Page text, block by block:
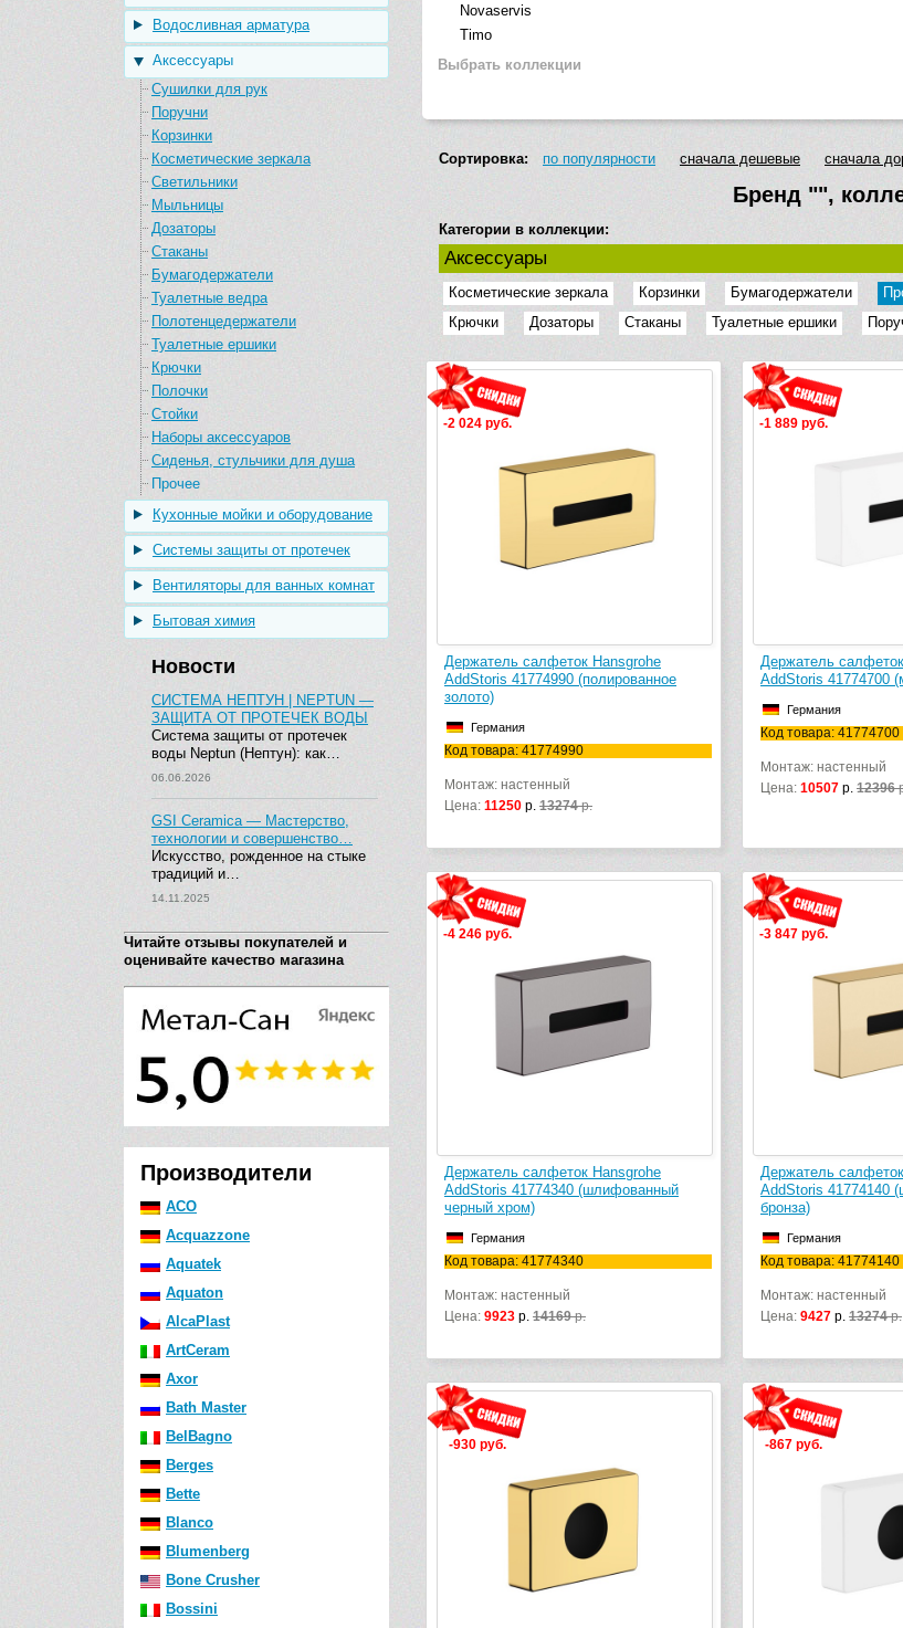
Водосливная арматура
Аксессуары
Сушилки для рук
Поручни
Корзинки
Косметические зеркала
Светильники
Мыльницы
Дозаторы
Стаканы
Бумагодержатели
Туалетные ведра
Полотенцедержатели
Туалетные ершики
Крючки
Полочки
Стойки
Наборы аксессуаров
Сиденья, стульчики для душа
Прочее
Кухонные мойки и оборудование
Системы защиты от протечек
Вентиляторы для ванных комнат
Бытовая химия
Новости
СИСТЕМА НЕПТУН | NEPTUN —
ЗАЩИТА ОТ ПРОТЕЧЕК ВОДЫ
Система защиты от протечек
воды Neptun (Нептун): как…
06.06.2026
GSI Ceramica — Мастерство,
технологии и совершенство…
Искусство, рожденное на стыке
традиций и…
14.11.2025
Читайте отзывы покупателей и
оценивайте качество магазина
Производители
ACO
Acquazzone
Aquatek
Aquaton
AlcaPlast
ArtCeram
Axor
Bath Master
BelBagno
Berges
Bette
Blanco
Blumenberg
Bone Crusher
Bossini
Novaservis
Timo
Выбрать коллекции
Сортировка: по популярности сначала дешевые сначала
Бренд "",
Категории в коллекции:
Аксессуары
Косметические зеркала Корзинки Бумагодержатели
Крючки
Дозаторы Стаканы Туалетные ершики
-2 024 руб.
Держатель салфеток Hansgrohe
AddStoris 41774990 (полированное
золото)
Германия
Код товара: 41774990
Монтаж: настенный
Цена: 11250 р. 13274р.
-1 889 руб.
Держатель
AddStoris 41774700
Германия
Код товара: 41774700
Монтаж: настенный
Цена: 10507 р. 12396
-4 246 руб.
Держатель салфеток Hansgrohe
AddStoris 41774340 (шлифованный
черный хром)
Германия
Код товара: 41774340
Монтаж: настенный
Цена: 9923 р. 14169р.
-3 847 руб.
Держатель
AddStoris 41774140
бронза)
Германия
Код товара: 41774140
Монтаж: настенный
Цена: 9427 р. 13274р.
-930 руб. -867 руб.